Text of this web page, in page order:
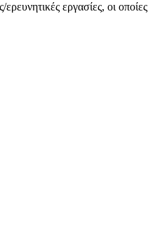
εργασίες, οι οποίες